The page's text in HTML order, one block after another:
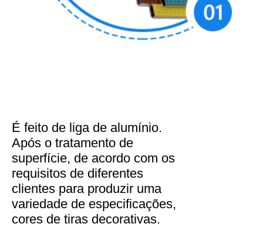
É feito de liga de alumínio.
Após o tratamento de
superfície, de acordo com os
requisitos de diferentes
clientes para produzir uma
variedade de especificações,
cores de tiras decorativas.